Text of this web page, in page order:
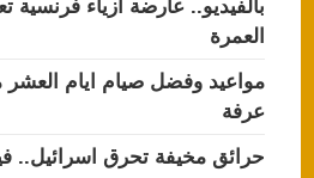
بالفيديو.. عارضة ازياء فرنسية
العمرة
مواعيد وفضل صيام ايام
عرفة
حرائق مخيفة تحرق اسرائيل..